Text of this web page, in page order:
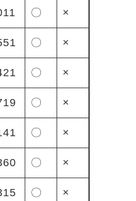
〇 ×
〇 ×
〇 ×
〇 ×
〇 ×
〇 ×
〇 ×